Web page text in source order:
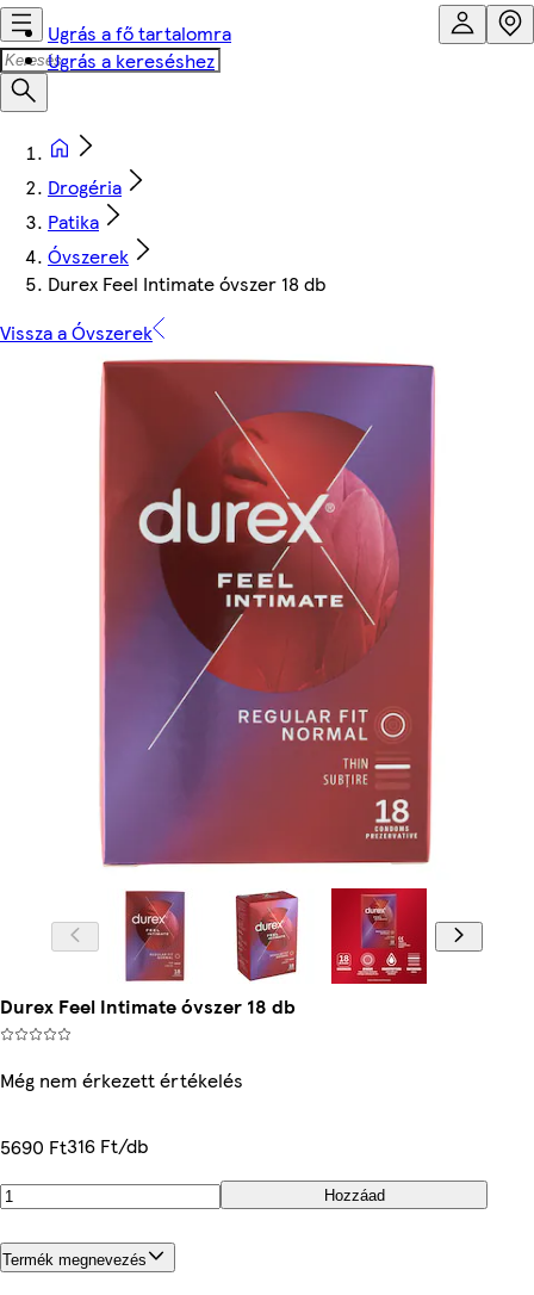
Ugrás a fő tartalomra
Ugrás a kereséshez
Drogéria
Patika
Óvszerek
Durex Feel Intimate óvszer 18 db
Vissza a Óvszerek
Durex Feel Intimate óvszer 18 db
Még nem érkezett értékelés
5690 Ft316 Ft/db
Hozzáad
Termék megnevezés